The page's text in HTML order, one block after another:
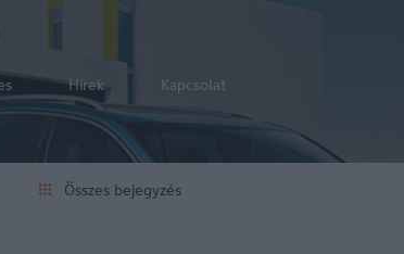
Hírek Kapcsolat
Összes bejegyzés